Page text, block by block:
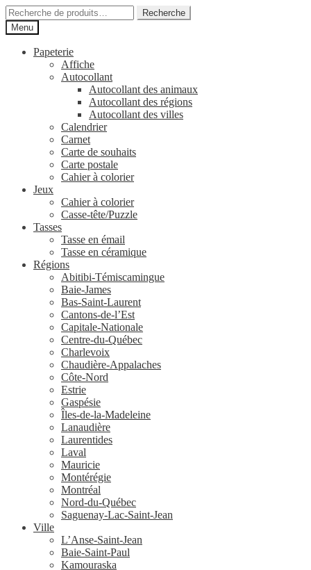
Aller
à
la
navigation
Aller
au
contenu
Recherche
pour :
Recherche
Menu
Papeterie
Affiche
Autocollant
Autocollant des animaux
Autocollant des régions
Autocollant des villes
Calendrier
Carnet
Carte de souhaits
Carte postale
Cahier à colorier
Jeux
Cahier à colorier
Casse-tête/Puzzle
Tasses
Tasse en émail
Tasse en céramique
Régions
Abitibi-Témiscamingue
Baie-James
Bas-Saint-Laurent
Cantons-de-l’Est
Capitale-Nationale
Centre-du-Québec
Charlevoix
Chaudière-Appalaches
Côte-Nord
Estrie
Gaspésie
Îles-de-la-Madeleine
Lanaudière
Laurentides
Laval
Mauricie
Montérégie
Montréal
Nord-du-Québec
Saguenay-Lac-Saint-Jean
Ville
L’Anse-Saint-Jean
Baie-Saint-Paul
Kamouraska